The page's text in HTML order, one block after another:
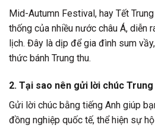
Mid-Autumn Festival, hay Tết
thống của nhiều nước châu Á, diễn
lịch. Đây là dịp để gia đình sum
thức bánh Trung thu.
2. Tại sao nên gửi lời chúc
Gửi lời chúc bằng tiếng Anh giúp
đồng nghiệp quốc tế, thể hiện sự